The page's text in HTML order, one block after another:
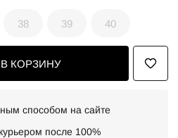
38 39 40
КОРЗИНУ
способом на сайте
после 100%